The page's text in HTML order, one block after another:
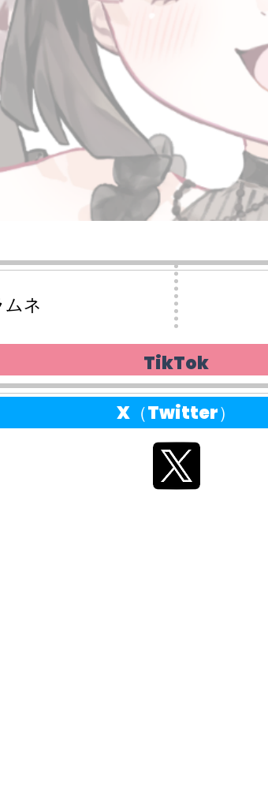
ムネ
TikTok
X（Twitter）